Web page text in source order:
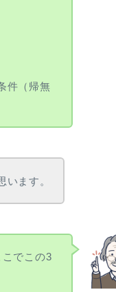
件（帰無
ます。
でこの3